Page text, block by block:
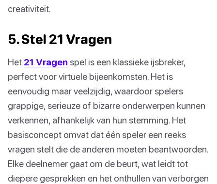
creativiteit.
5. Stel 21 Vragen
Het 21 Vragen spel is een klassieke ijsbreker,
perfect voor virtuele bijeenkomsten. Het is
eenvoudig maar veelzijdig, waardoor spelers
grappige, serieuze of bizarre onderwerpen kunnen
verkennen, afhankelijk van hun stemming. Het
basisconcept omvat dat één speler een reeks
vragen stelt die de anderen moeten beantwoorden.
Elke deelnemer gaat om de beurt, wat leidt tot
diepere gesprekken en het onthullen van verborgen